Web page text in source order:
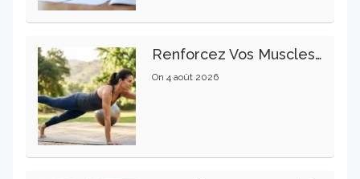
Renforcez Vos Muscles Profonds Pour Apaiser Votre Mal De Dos
On 4 août 2026